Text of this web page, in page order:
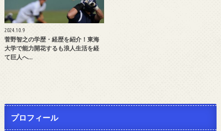
2024.10.9
菅野智之の学歴・経歴を紹介！東海
大学で能力開花するも浪人生活を経
て巨人へ…
プロフィール